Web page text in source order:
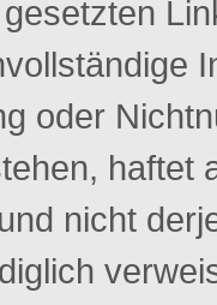
oder
haftet
nicht